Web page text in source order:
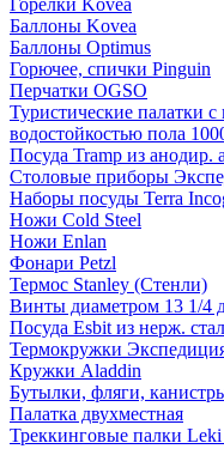
Баллоны Kovea
Баллоны Optimus
Горючее, спички Pinguin
Перчатки OGSO
Туристические палатки
водостойкостью пола
Посуда Tramp из
Столовые приборы
Наборы посуды Terra
Ножи Cold Steel
Ножи Enlan
Фонари Petzl
Термос Stanley (Стенли)
Винты диаметром 13 1/4
Посуда Esbit из нерж.
Термокружки
Кружки Aladdin
Бутылки, фляги,
Палатка двухместная
Треккинговые палки